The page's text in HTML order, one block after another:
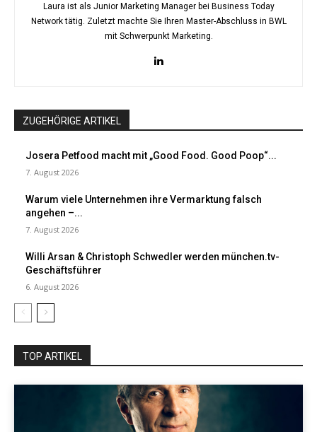
Laura ist als Junior Marketing Manager bei Business Today
Network tätig. Zuletzt machte Sie Ihren Master-Abschluss in BWL
mit Schwerpunkt Marketing.
ZUGEHÖRIGE ARTIKEL
Josera Petfood macht mit „Good Food. Good Poop“...
7. August 2026
Warum viele Unternehmen ihre Vermarktung falsch
angehen –...
7. August 2026
Willi Arsan & Christoph Schwedler werden münchen.tv-
Geschäftsführer
6. August 2026
TOP ARTIKEL